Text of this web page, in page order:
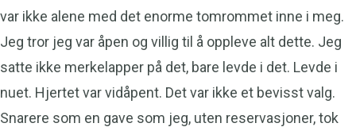
var ikke alene med det enorme tomrommet inne i meg.
Jeg tror jeg var åpen og villig til å oppleve alt dette. Jeg
satte ikke merkelapper på det, bare levde i det. Levde i
nuet. Hjertet var vidåpent. Det var ikke et bevisst valg.
Snarere som en gave som jeg, uten reservasjoner, tok